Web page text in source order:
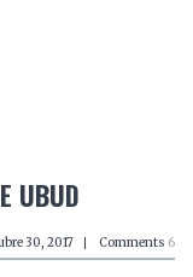
UBUD
30, 2017 Comments 6